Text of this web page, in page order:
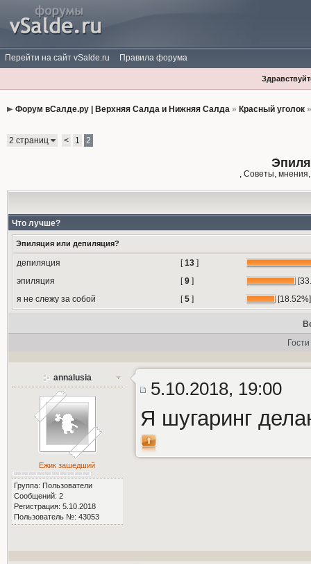
Перейти на сайт vSalde.ru Правила форума
Форум вСалде.ру | Верхняя Салда и Нижняя Салда» Красный уголок
2 страниц < 1 2
, Советы,
Что лучше?
Эпиляция или депиляция?
депиляция [13]
эпиляция
[9]
я не слежу за собой
[5] [18.52%]
annalusia
Ежик зашедший
Группа: Пользователи
Сообщений: 2
Регистрация: 5.10.2018
Пользователь №: 43053
5.10.2018, 19:00
Я шугаринг